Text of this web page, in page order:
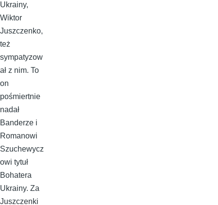
Ukrainy,
Wiktor
Juszczenko,
też
sympatyzow
ał z nim. To
on
pośmiertnie
nadał
Banderze i
Romanowi
Szuchewycz
owi tytuł
Bohatera
Ukrainy. Za
Juszczenki